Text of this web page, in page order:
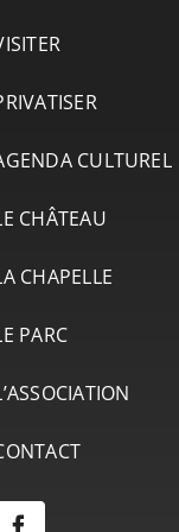
CULTUREL
CHÂTEAU
CHAPELLE
PARC